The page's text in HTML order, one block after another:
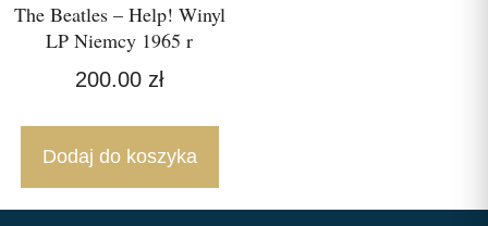
The Beatles – Help! Winyl
LP Niemcy 1965 r
200.00 zł
Dodaj do koszyka